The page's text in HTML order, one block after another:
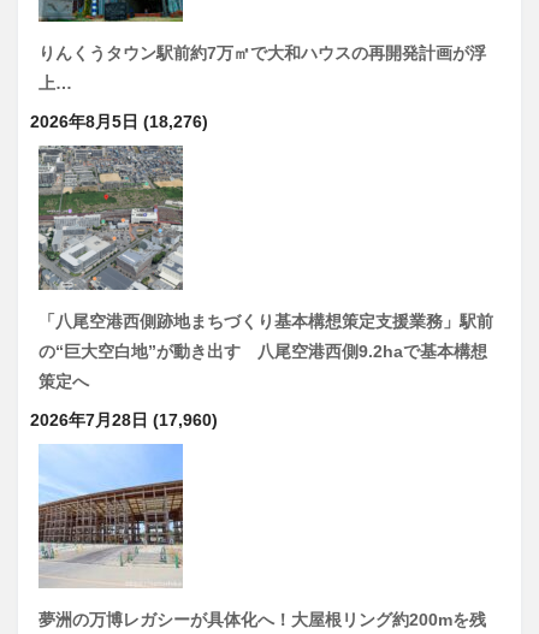
りんくうタウン駅前約7万㎡で大和ハウスの再開発計画が浮
上…
2026年8月5日 (18,276)
「八尾空港西側跡地まちづくり基本構想策定支援業務」駅前
の“巨大空白地”が動き出す 八尾空港西側9.2haで基本構想
策定へ
2026年7月28日 (17,960)
夢洲の万博レガシーが具体化へ！大屋根リング約200mを残